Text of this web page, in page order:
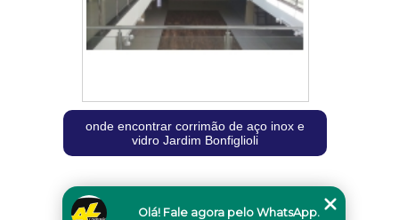
onde encontrar corrimão de aço inox e
vidro Jardim Bonfiglioli
Cod.:2203
Olá! Fale agora pelo WhatsApp.